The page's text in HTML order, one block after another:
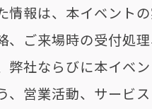
情報は、本イベント
、ご来場時の受付処
弊社ならびに本イベ
、営業活動、サービス